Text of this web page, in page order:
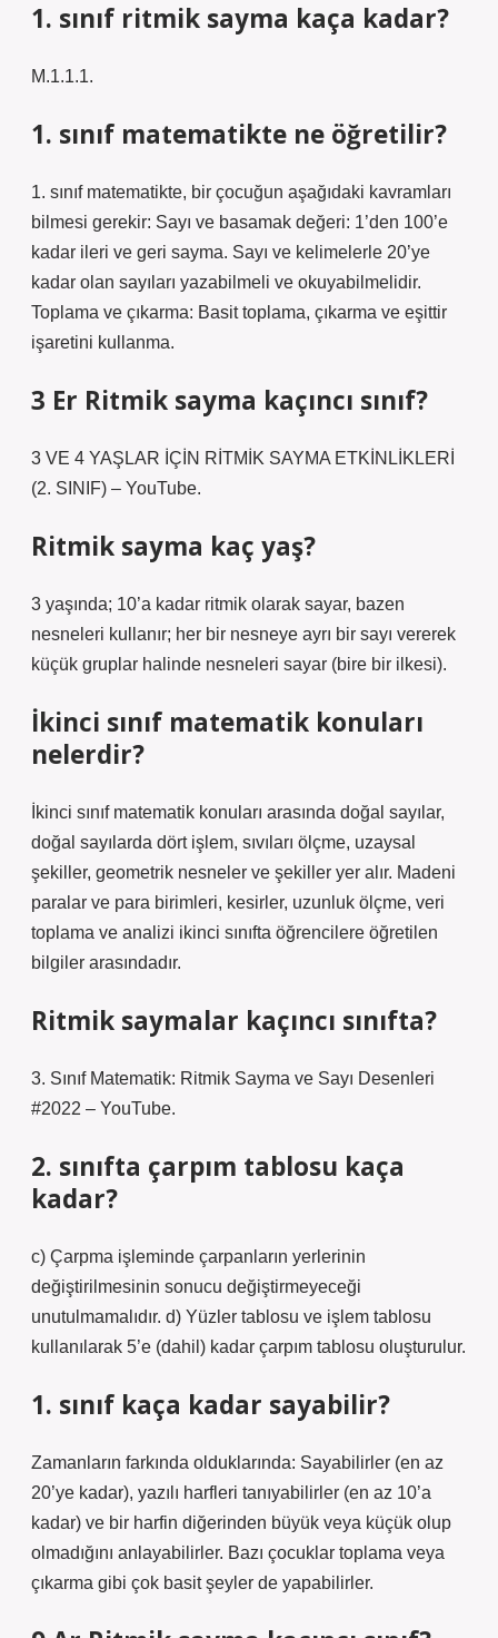
1. sınıf ritmik sayma kaça kadar?
M.1.1.1.
1. sınıf matematikte ne öğretilir?
1. sınıf matematikte, bir çocuğun aşağıdaki kavramları
bilmesi gerekir: Sayı ve basamak değeri: 1’den 100’e
kadar ileri ve geri sayma. Sayı ve kelimelerle 20’ye
kadar olan sayıları yazabilmeli ve okuyabilmelidir.
Toplama ve çıkarma: Basit toplama, çıkarma ve eşittir
işaretini kullanma.
3 Er Ritmik sayma kaçıncı sınıf?
3 VE 4 YAŞLAR İÇİN RİTMİK SAYMA ETKİNLİKLERİ
(2. SINIF) – YouTube.
Ritmik sayma kaç yaş?
3 yaşında; 10’a kadar ritmik olarak sayar, bazen
nesneleri kullanır; her bir nesneye ayrı bir sayı vererek
küçük gruplar halinde nesneleri sayar (bire bir ilkesi).
İkinci sınıf matematik konuları
nelerdir?
İkinci sınıf matematik konuları arasında doğal sayılar,
doğal sayılarda dört işlem, sıvıları ölçme, uzaysal
şekiller, geometrik nesneler ve şekiller yer alır. Madeni
paralar ve para birimleri, kesirler, uzunluk ölçme, veri
toplama ve analizi ikinci sınıfta öğrencilere öğretilen
bilgiler arasındadır.
Ritmik saymalar kaçıncı sınıfta?
3. Sınıf Matematik: Ritmik Sayma ve Sayı Desenleri
#2022 – YouTube.
2. sınıfta çarpım tablosu kaça
kadar?
c) Çarpma işleminde çarpanların yerlerinin
değiştirilmesinin sonucu değiştirmeyeceği
unutulmamalıdır. d) Yüzler tablosu ve işlem tablosu
kullanılarak 5’e (dahil) kadar çarpım tablosu oluşturulur.
1. sınıf kaça kadar sayabilir?
Zamanların farkında olduklarında: Sayabilirler (en az
20’ye kadar), yazılı harfleri tanıyabilirler (en az 10’a
kadar) ve bir harfin diğerinden büyük veya küçük olup
olmadığını anlayabilirler. Bazı çocuklar toplama veya
çıkarma gibi çok basit şeyler de yapabilirler.